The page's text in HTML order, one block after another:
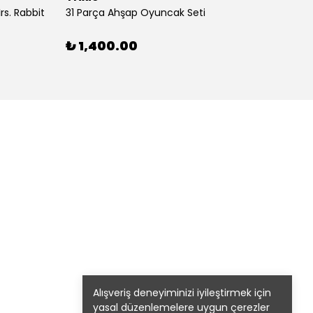
Alışveriş deneyiminizi iyileştirmek için
yasal düzenlemelere uygun çerezler
Rabbit 31 Parça Ahşap Oyuncak Seti
₺ 1,400.00